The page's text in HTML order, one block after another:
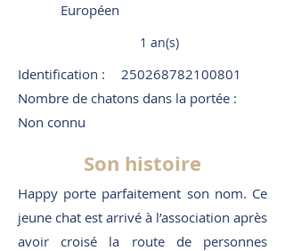
Européen
1 an(s)
Identification :
250268782100801
Nombre de chatons dans la portée :
Non connu
Son histoire
Happy porte parfaitement son nom. Ce
jeune chat est arrivé à l’association après
avoir croisé la route de personnes